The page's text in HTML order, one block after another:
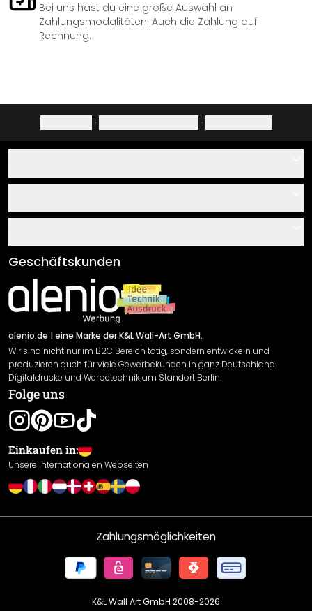
Bei uns hast du eine große Auswahl an
Zahlungsmodalitäten. Auch die Zahlung auf
Rechnung.
· ·
Über uns
Klebe- und Montageanleitungen
Newsletter An-/Abmeldung
Sendungsverfolgung
AGB
Impressum
Versand & Zahlung
Rücksendung
Widerrufsrecht
Datenschutzerklärung
Gewährleistung
Leistungserklärung / CE-Zeichen
Cookie Einstellungen
Geschäftskunden
alenio.de | eine Marke der K&L Wall-Art GmbH.
Wir sind nicht nur im B2C Bereich tätig, sondern entwickeln und
produzieren auch für viele Gewerbekunden in ganz Deutschland
Digitaldrucke und Werbetechnik am Standort Berlin.
Folge uns
Einkaufen in:
Unsere internationalen Webseiten
Zahlungsmöglichkeiten
K&L Wall Art GmbH 2008-2026